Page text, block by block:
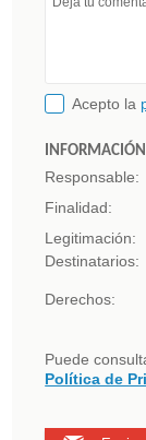
Acepto la
INFORMACIÓN
Responsable:
Finalidad:
Legitimación:
Destinatarios:
Derechos:
Puede
Política de